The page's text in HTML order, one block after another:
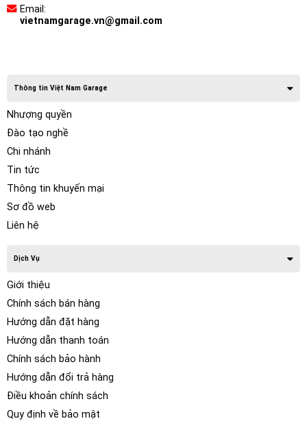
Email:
vietnamgarage.vn@gmail.com
Thông tin Việt Nam Garage
Nhượng quyền
Đào tạo nghề
Chi nhánh
Tin tức
Thông tin khuyến mại
Sơ đồ web
Liên hệ
Dịch Vụ
Giới thiệu
Chính sách bán hàng
Hướng dẫn đặt hàng
Hướng dẫn thanh toán
Chính sách bảo hành
Hướng dẫn đổi trả hàng
Điều khoản chính sách
Quy định về bảo mật